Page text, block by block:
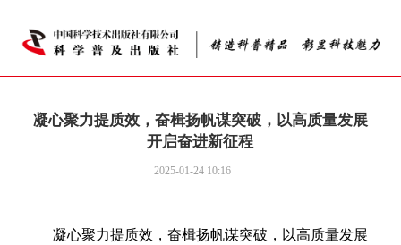
凝心聚力提质效，奋楫扬帆谋突破，以高质量发展
开启奋进新征程
2025-01-24 10:16
凝心聚力提质效，奋楫扬帆谋突破，以高质量发展